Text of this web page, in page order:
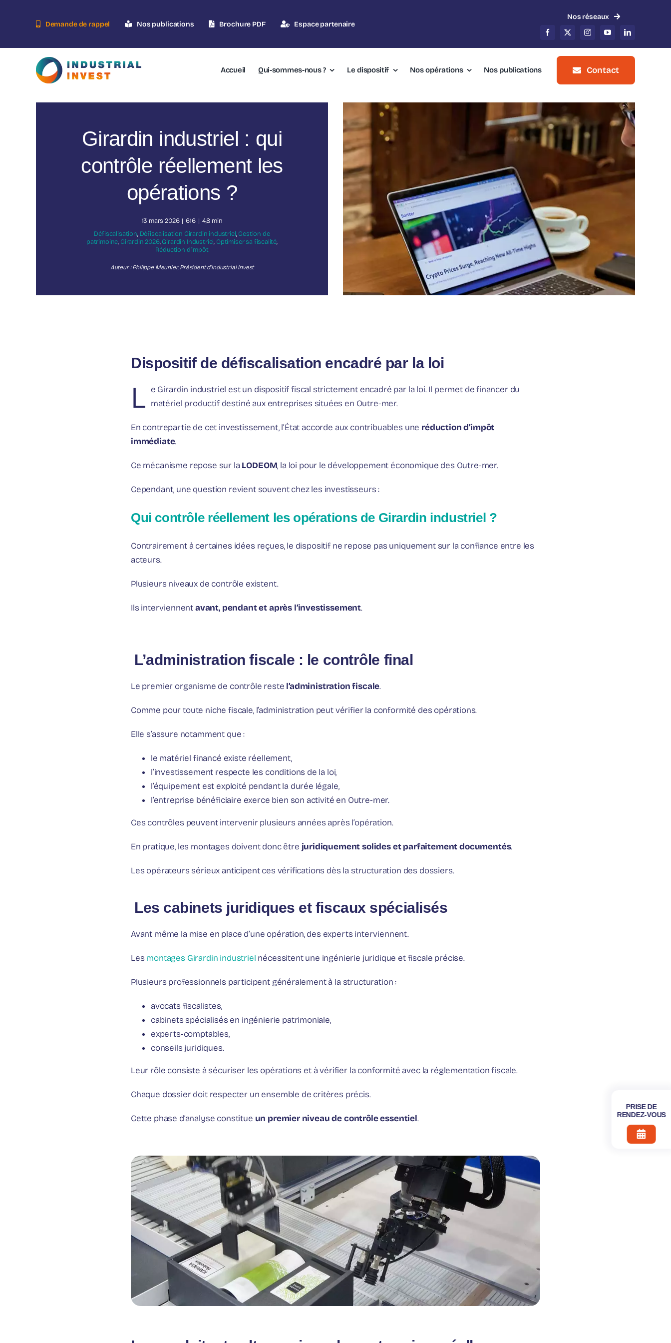
Demande de rappel Nos publications Brochure PDF Espace partenaire
Nos réseaux
Accueil Qui-sommes-nous ? Le dispositif Nos opérations Nos publications Contact
Girardin industriel : qui
contrôle réellement les
opérations ?
13 mars 2026 | 616 | 4,8 min
Défiscalisation, Défiscalisation Girardin industriel,Gestion de
patrimoine, Girardin 2026,Girardin Industriel, Optimiser sa fiscalité,
Réduction d’impôt
Auteur : Philippe Meunier, Président d’Industrial Invest
Dispositif de défiscalisation encadré par la loi
L e Girardin industriel est un dispositif fiscal strictement encadré par la loi. Il permet de financer du
matériel productif destiné aux entreprises situées en Outre-mer.
En contrepartie de cet investissement, l’État accorde aux contribuables une réduction d’impôt
immédiate.
Ce mécanisme repose sur laLODEOM, la loi pour le développement économique des Outre-mer.
Cependant, une question revient souvent chez les investisseurs :
Qui contrôle réellement les opérations de Girardin industriel ?
Contrairement à certaines idées reçues, le dispositif ne repose pas uniquement sur la confiance entre les
acteurs.
Plusieurs niveaux de contrôle existent.
Ils interviennentavant, pendant et après l’investissement.
️ L’administration fiscale : le contrôle final
Le premier organisme de contrôle reste l’administration fiscale.
Comme pour toute niche fiscale, l’administration peut vérifier la conformité des opérations.
Elle s’assure notamment que :
le matériel financé existe réellement,
l’investissement respecte les conditions de la loi,
l’équipement est exploité pendant la durée légale,
l’entreprise bénéficiaire exerce bien son activité en Outre-mer.
Ces contrôles peuvent intervenir plusieurs années après l’opération.
En pratique, les montages doivent donc être juridiquement solides et parfaitement documentés.
Les opérateurs sérieux anticipent ces vérifications dès la structuration des dossiers.
️ Les cabinets juridiques et fiscaux spécialisés
Avant même la mise en place d’une opération, des experts interviennent.
Les montages Girardin industriel nécessitent une ingénierie juridique et fiscale précise.
Plusieurs professionnels participent généralement à la structuration :
avocats fiscalistes,
cabinets spécialisés en ingénierie patrimoniale,
experts-comptables,
conseils juridiques.
Leur rôle consiste à sécuriser les opérations et à vérifier la conformité avec la réglementation fiscale.
Chaque dossier doit respecter un ensemble de critères précis.
Cette phase d’analyse constitue un premier niveau de contrôle essentiel.
PRISE DE
RENDEZ-VOUS